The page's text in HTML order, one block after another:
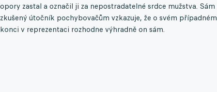
opory zastal a označil ji za nepostradatelné srdce mužstva. Sám
zkušený útočník pochybovačům vzkazuje, že o svém případném
konci v reprezentaci rozhodne výhradně on sám.